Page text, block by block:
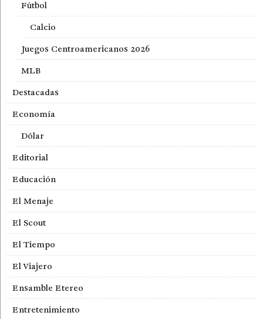
Fútbol
Calcio
Juegos Centroamericanos 2026
MLB
Destacadas
Economía
Dólar
Editorial
Educación
El Menaje
El Scout
El Tiempo
El Viajero
Ensamble Etereo
Entretenimiento